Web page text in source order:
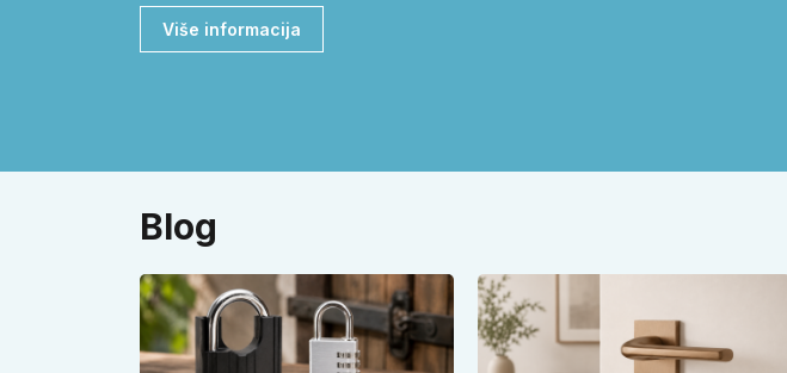
Više informacija
Blog